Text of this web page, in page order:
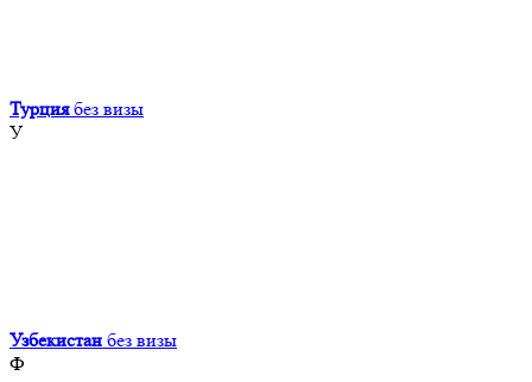
Турция без визы
У
Узбекистан без визы
Ф